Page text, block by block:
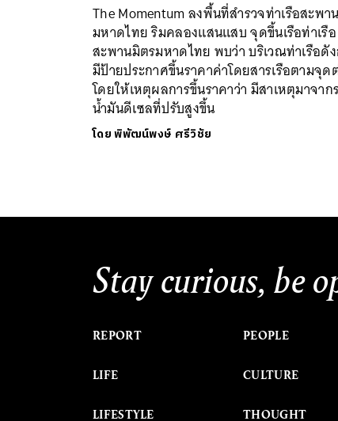
The Momentum ลงพื้นที่สำรวจท่าเรือสะพา
มหาดไทย ริมคลองแสนแสบ จุดขึ้นเรือท่าเรือ
สะพานมิตรมหาดไทย พบว่า บริเวณท่าเรือดั
มีป้ายประกาศขึ้นราคาค่าโดยสารเรือตามจุด
โดยให้เหตุผลการขึ้นราคาว่า มีสาเหตุมาจาก
น้ำมันดีเซลที่ปรับสูงขึ้น
โดยพิพัฒน์พงษ์ ศรีวิชัย
Stay curious, be
REPORT
LIFE
LIFESTYLE
PEOPLE
CULTURE
THOUGHT